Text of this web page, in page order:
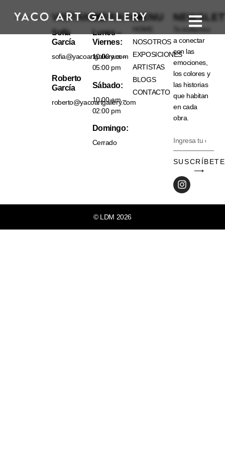
VISÍTANOS
Sofía
García
sofia@yacoartgallery.com
Roberto
García
roberto@yacoartgallery.com
HORARIO
Lunes –
Viernes:
10:00 am –
05:00 pm
Sábado:
10:00 am –
02:00 pm
Domingo:
Cerrado
MENU
NOSOTROS
EXPOSICIONES
ARTISTAS
BLOGS
CONTACTO
Te invitamos
a conectar
con las
emociones,
los colores y
las historias
que habitan
en cada
obra.
SUSCRÍBETE
⟶
© LDM 2026